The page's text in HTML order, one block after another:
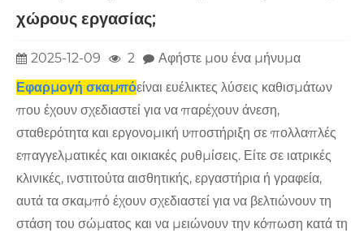
χώρους εργασίας;
2025-12-09 2
Αφήστε μου ένα μήνυμα
Εφαρμογή σκαμπόείναι ευέλικτες λύσεις καθισμάτων
που έχουν σχεδιαστεί για να παρέχουν άνεση,
σταθερότητα και εργονομική υποστήριξη σε πολλαπλές
επαγγελματικές και οικιακές ρυθμίσεις. Είτε σε ιατρικές
κλινικές, ινστιτούτα αισθητικής, εργαστήρια ή γραφεία,
αυτά τα σκαμπό έχουν σχεδιαστεί για να βελτιώνουν τη
στάση του σώματος και να μειώνουν την κόπωση κατά τη